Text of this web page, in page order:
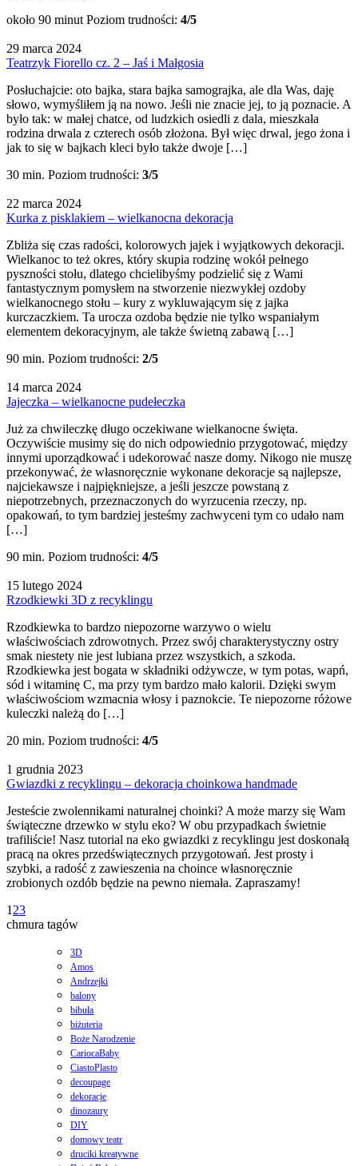
około 90 minut Poziom trudności: 4/5
29 marca 2024
Teatrzyk Fiorello cz. 2 – Jaś i Małgosia
Posłuchajcie: oto bajka, stara bajka samograjka, ale dla Was, daję
słowo, wymyśliłem ją na nowo. Jeśli nie znacie jej, to ją poznacie. A
było tak: w małej chatce, od ludzkich osiedli z dala, mieszkała
rodzina drwala z czterech osób złożona. Był więc drwal, jego żona i
jak to się w bajkach kleci było także dwoje […]
30 min. Poziom trudności: 3/5
22 marca 2024
Kurka z pisklakiem – wielkanocna dekoracja
Zbliża się czas radości, kolorowych jajek i wyjątkowych dekoracji.
Wielkanoc to też okres, który skupia rodzinę wokół pełnego
pyszności stołu, dlatego chcielibyśmy podzielić się z Wami
fantastycznym pomysłem na stworzenie niezwykłej ozdoby
wielkanocnego stołu – kury z wykluwającym się z jajka
kurczaczkiem. Ta urocza ozdoba będzie nie tylko wspaniałym
elementem dekoracyjnym, ale także świetną zabawą […]
90 min. Poziom trudności: 2/5
14 marca 2024
Jajeczka – wielkanocne pudełeczka
Już za chwileczkę długo oczekiwane wielkanocne święta.
Oczywiście musimy się do nich odpowiednio przygotować, między
innymi uporządkować i udekorować nasze domy. Nikogo nie muszę
przekonywać, że własnoręcznie wykonane dekoracje są najlepsze,
najciekawsze i najpiękniejsze, a jeśli jeszcze powstaną z
niepotrzebnych, przeznaczonych do wyrzucenia rzeczy, np.
opakowań, to tym bardziej jesteśmy zachwyceni tym co udało nam
[…]
90 min. Poziom trudności: 4/5
15 lutego 2024
Rzodkiewki 3D z recyklingu
Rzodkiewka to bardzo niepozorne warzywo o wielu
właściwościach zdrowotnych. Przez swój charakterystyczny ostry
smak niestety nie jest lubiana przez wszystkich, a szkoda.
Rzodkiewka jest bogata w składniki odżywcze, w tym potas, wapń,
sód i witaminę C, ma przy tym bardzo mało kalorii. Dzięki swym
właściwościom wzmacnia włosy i paznokcie. Te niepozorne różowe
kuleczki należą do […]
20 min. Poziom trudności: 4/5
1 grudnia 2023
Gwiazdki z recyklingu – dekoracja choinkowa handmade
Jesteście zwolennikami naturalnej choinki? A może marzy się Wam
świąteczne drzewko w stylu eko? W obu przypadkach świetnie
trafiliście! Nasz tutorial na eko gwiazdki z recyklingu jest doskonałą
pracą na okres przedświątecznych przygotowań. Jest prosty i
szybki, a radość z zawieszenia na choince własnoręcznie
zrobionych ozdób będzie na pewno niemała. Zapraszamy!
1 23
chmura tagów
3D
Amos
Andrzejki
balony
bibuła
biżuteria
Boże Narodzenie
CariocaBaby
CiastoPlasto
decoupage
dekoracje
dinozaury
DIY
domowy teatr
druciki kreatywne